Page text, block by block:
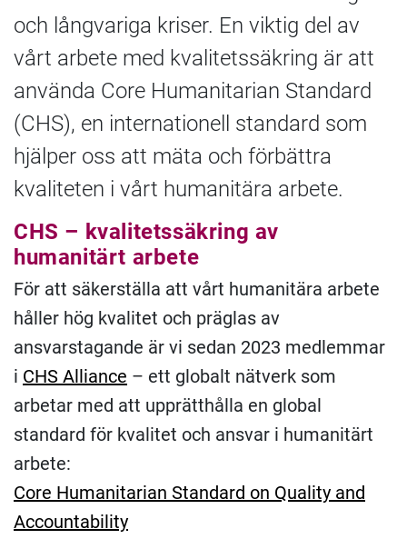
och långvariga kriser. En viktig del av
vårt arbete med kvalitetssäkring är att
använda Core Humanitarian Standard
(CHS), en internationell standard som
hjälper oss att mäta och förbättra
kvaliteten i vårt humanitära arbete.
CHS – kvalitetssäkring av
humanitärt arbete
För att säkerställa att vårt humanitära arbete
håller hög kvalitet och präglas av
ansvarstagande är vi sedan 2023 medlemmar
i CHS Alliance – ett globalt nätverk som
arbetar med att upprätthålla en global
standard för kvalitet och ansvar i humanitärt
arbete:
Core Humanitarian Standard on Quality and
Accountability